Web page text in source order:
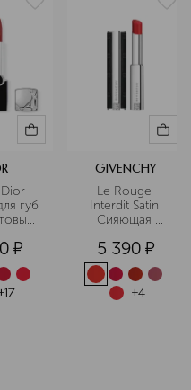
губ
¤
17
GIVENCHY
Le Rouge
Interdit Satin
Сияющая
5 390 ¤
+4